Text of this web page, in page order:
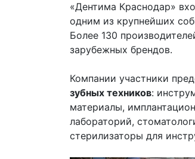
«Дентима Краснодар»
одним из крупнейших
Более 130
зарубежных брендов.
Компании участники
зубных техников:
материалы,
лабораторий,
стерилизаторы для